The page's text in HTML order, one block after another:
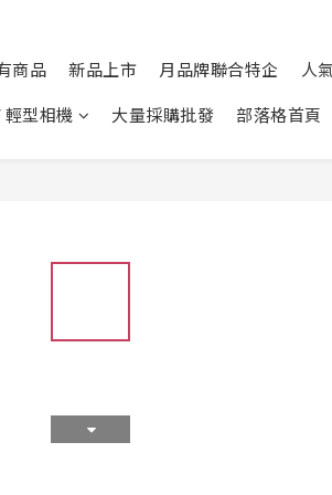
商品 新品上市 月品牌聯合特企
人
型相機
大量採購批發 部落格首頁